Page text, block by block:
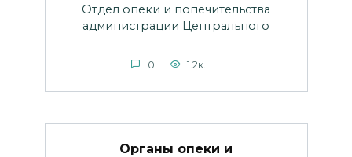
Отдел опеки и попечительства
администрации Центрального
0 1.2к.
Органы опеки и